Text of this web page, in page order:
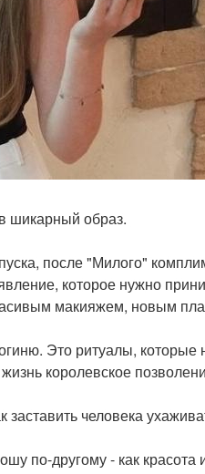
шикарный образ.
после "Милого"
которое нужно
макияжем, новым
Это ритуалы, которые
королевское
заставить человека
по-другому - как красота